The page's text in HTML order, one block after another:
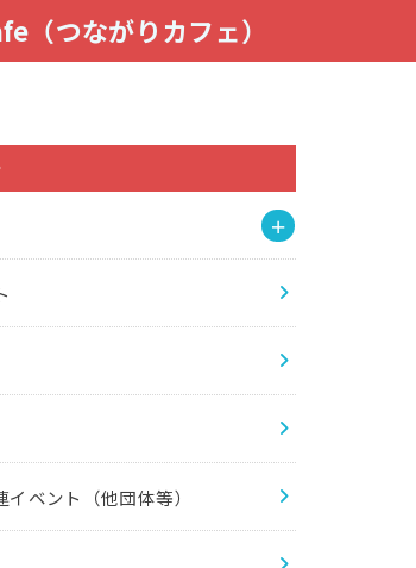
（つながりカフェ）
ベント（他団体等）